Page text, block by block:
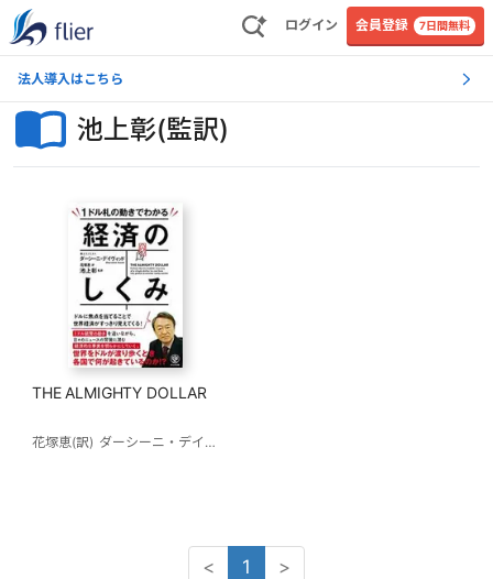
ログイン 会員登録 7日間無料
法人導入はこちら
池上彰(監訳)
THE ALMIGHTY DOLLAR
花塚恵(訳) ダーシーニ・デイヴィッド
< 1 >